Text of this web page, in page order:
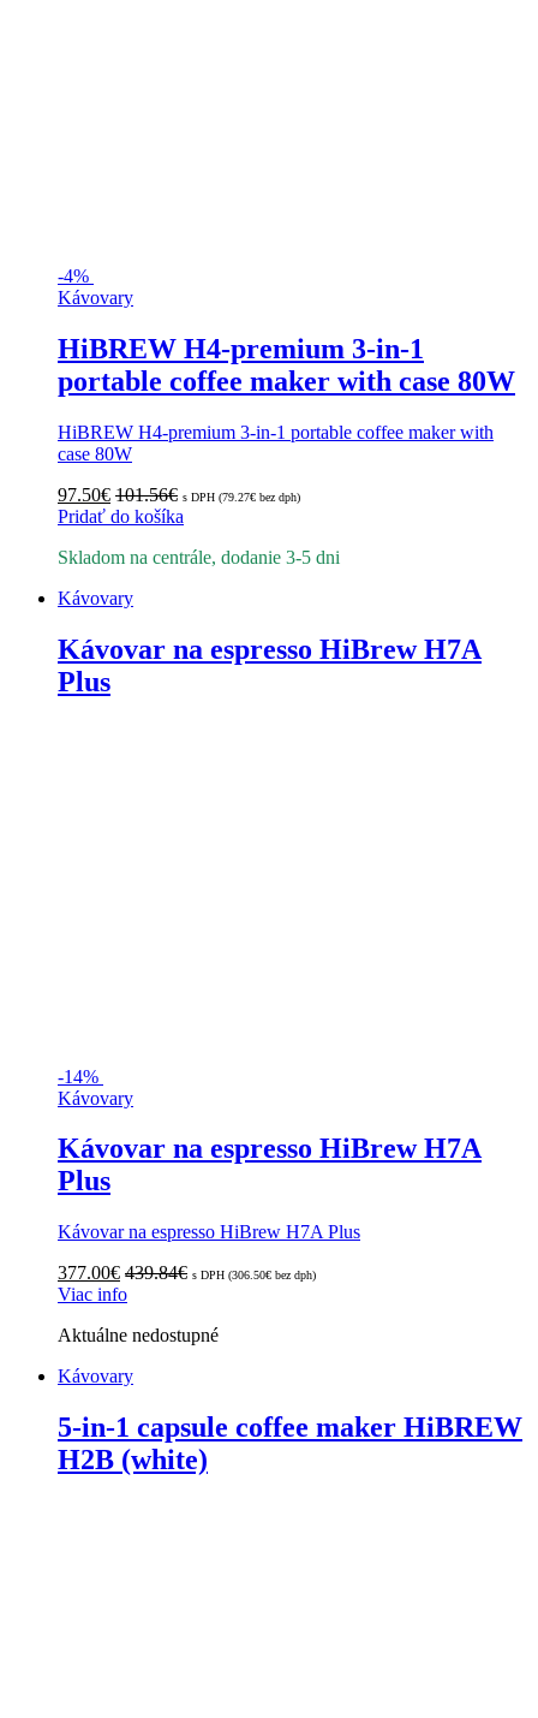
-4%
Kávovary
HiBREW H4-premium 3-in-1
portable coffee maker with case 80W
HiBREW H4-premium 3-in-1 portable coffee maker with
case 80W
97.50€ 101.56€ s DPH (79.27€ bez dph)
Pridať do košíka
Skladom na centrále, dodanie 3-5 dni
Kávovary
Kávovar na espresso HiBrew H7A
Plus
-14%
Kávovary
Kávovar na espresso HiBrew H7A
Plus
Kávovar na espresso HiBrew H7A Plus
377.00€ 439.84€ s DPH (306.50€ bez dph)
Viac info
Aktuálne nedostupné
Kávovary
5-in-1 capsule coffee maker HiBREW
H2B (white)